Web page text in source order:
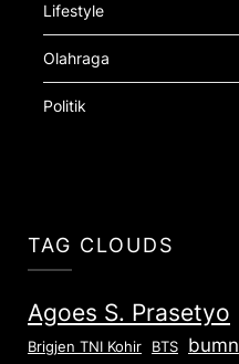
Lifestyle
Olahraga
Politik
TAG CLOUDS
Agoes S. Prasetyo
Brigjen TNI Kohir BTS bumn